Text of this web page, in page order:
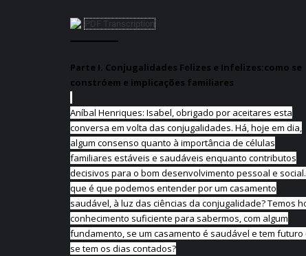
PDF Transcription
Parte I. Conjugalidades Felizes e Infelizes:como se
constróem e implicações familiares
Aníbal Henriques: Isabel, obrigado por aceitares esta
conversa em volta das conjugalidades. Há, hoje em dia,
algum consenso quanto à importância de células
familiares estáveis e saudáveis enquanto contributos
decisivos para o bom desenvolvimento pessoal e
que é que podemos entender por um casamento
saudável, à luz das ciências da conjugalidade? Temos
conhecimento suficiente para sabermos, com algum
fundamento, se um casamento é saudável e tem futuro
se tem os dias contados?